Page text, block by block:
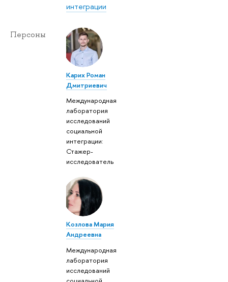
интеграции
Персоны
Карих Роман
Дмитриевич
Международная
лаборатория
исследований
социальной
интеграции:
Стажер-
исследователь
Козлова Мария
Андреевна
Международная
лаборатория
исследований